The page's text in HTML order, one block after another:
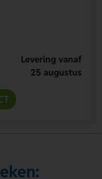
Levering vanaf
25 augustus